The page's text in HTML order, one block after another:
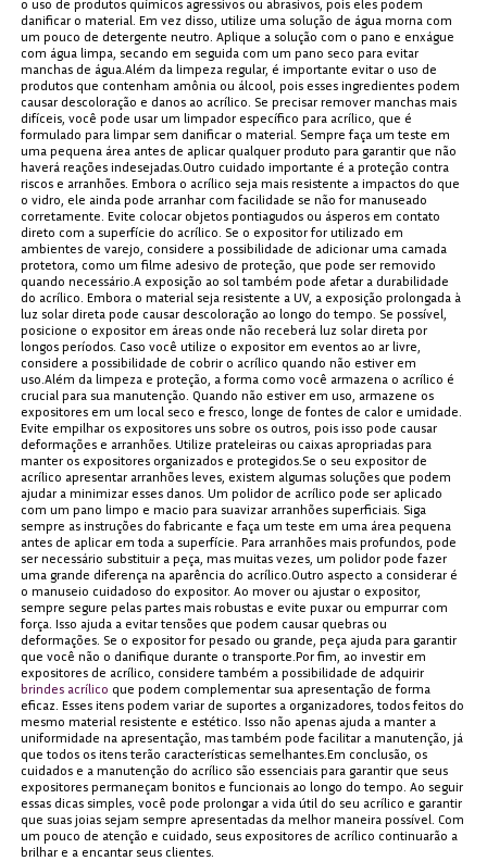
o uso de produtos químicos agressivos ou abrasivos, pois eles podem
danificar o material. Em vez disso, utilize uma solução de água morna com
um pouco de detergente neutro. Aplique a solução com o pano e enxágue
com água limpa, secando em seguida com um pano seco para evitar
manchas de água.Além da limpeza regular, é importante evitar o uso de
produtos que contenham amônia ou álcool, pois esses ingredientes podem
causar descoloração e danos ao acrílico. Se precisar remover manchas mais
difíceis, você pode usar um limpador específico para acrílico, que é
formulado para limpar sem danificar o material. Sempre faça um teste em
uma pequena área antes de aplicar qualquer produto para garantir que não
haverá reações indesejadas.Outro cuidado importante é a proteção contra
riscos e arranhões. Embora o acrílico seja mais resistente a impactos do que
o vidro, ele ainda pode arranhar com facilidade se não for manuseado
corretamente. Evite colocar objetos pontiagudos ou ásperos em contato
direto com a superfície do acrílico. Se o expositor for utilizado em
ambientes de varejo, considere a possibilidade de adicionar uma camada
protetora, como um filme adesivo de proteção, que pode ser removido
quando necessário.A exposição ao sol também pode afetar a durabilidade
do acrílico. Embora o material seja resistente a UV, a exposição prolongada à
luz solar direta pode causar descoloração ao longo do tempo. Se possível,
posicione o expositor em áreas onde não receberá luz solar direta por
longos períodos. Caso você utilize o expositor em eventos ao ar livre,
considere a possibilidade de cobrir o acrílico quando não estiver em
uso.Além da limpeza e proteção, a forma como você armazena o acrílico é
crucial para sua manutenção. Quando não estiver em uso, armazene os
expositores em um local seco e fresco, longe de fontes de calor e umidade.
Evite empilhar os expositores uns sobre os outros, pois isso pode causar
deformações e arranhões. Utilize prateleiras ou caixas apropriadas para
manter os expositores organizados e protegidos.Se o seu expositor de
acrílico apresentar arranhões leves, existem algumas soluções que podem
ajudar a minimizar esses danos. Um polidor de acrílico pode ser aplicado
com um pano limpo e macio para suavizar arranhões superficiais. Siga
sempre as instruções do fabricante e faça um teste em uma área pequena
antes de aplicar em toda a superfície. Para arranhões mais profundos, pode
ser necessário substituir a peça, mas muitas vezes, um polidor pode fazer
uma grande diferença na aparência do acrílico.Outro aspecto a considerar é
o manuseio cuidadoso do expositor. Ao mover ou ajustar o expositor,
sempre segure pelas partes mais robustas e evite puxar ou empurrar com
força. Isso ajuda a evitar tensões que podem causar quebras ou
deformações. Se o expositor for pesado ou grande, peça ajuda para garantir
que você não o danifique durante o transporte.Por fim, ao investir em
expositores de acrílico, considere também a possibilidade de adquirir
brindes acrílico que podem complementar sua apresentação de forma
eficaz. Esses itens podem variar de suportes a organizadores, todos feitos do
mesmo material resistente e estético. Isso não apenas ajuda a manter a
uniformidade na apresentação, mas também pode facilitar a manutenção, já
que todos os itens terão características semelhantes.Em conclusão, os
cuidados e a manutenção do acrílico são essenciais para garantir que seus
expositores permaneçam bonitos e funcionais ao longo do tempo. Ao seguir
essas dicas simples, você pode prolongar a vida útil do seu acrílico e garantir
que suas joias sejam sempre apresentadas da melhor maneira possível. Com
um pouco de atenção e cuidado, seus expositores de acrílico continuarão a
brilhar e a encantar seus clientes.